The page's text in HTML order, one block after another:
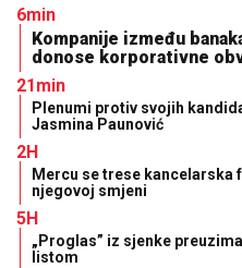
6min
Kompanije između
donose korporativne
21min
Plenumi protiv svojih
Jasmina Paunović
2H
Mercu se trese kancelarska
njegovoj smjeni
5H
„Proglas” iz sjenke
listom